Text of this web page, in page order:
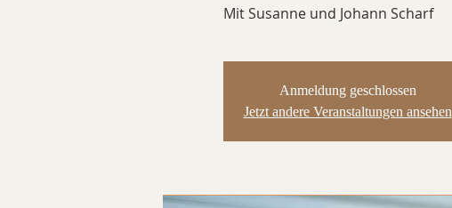
Mit Susanne und Johann Scharf
Anmeldung geschlossen
Jetzt andere Veranstaltungen ansehen